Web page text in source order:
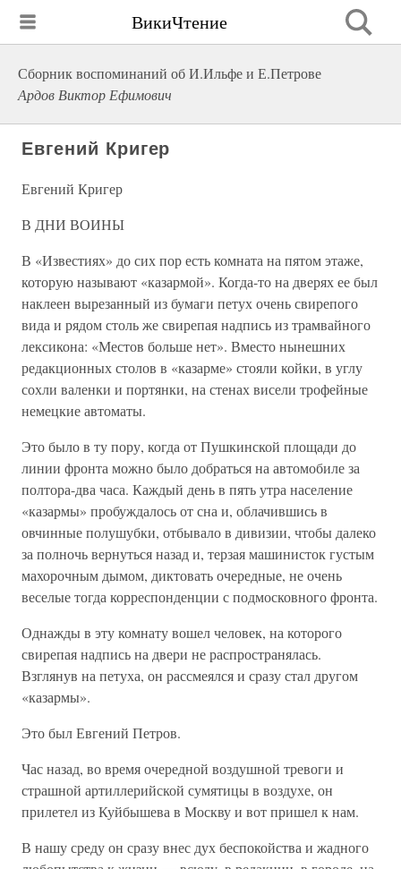
ВикиЧтение
Сборник воспоминаний об И.Ильфе и Е.Петрове
Ардов Виктор Ефимович
Евгений Кригер
Евгений Кригер
В ДНИ ВОИНЫ
В «Известиях» до сих пор есть комната на пятом этаже,
которую называют «казармой». Когда-то на дверях ее был
наклеен вырезанный из бумаги петух очень свирепого
вида и рядом столь же свирепая надпись из трамвайного
лексикона: «Местов больше нет». Вместо нынешних
редакционных столов в «казарме» стояли койки, в углу
сохли валенки и портянки, на стенах висели трофейные
немецкие автоматы.
Это было в ту пору, когда от Пушкинской площади до
линии фронта можно было добраться на автомобиле за
полтора-два часа. Каждый день в пять утра население
«казармы» пробуждалось от сна и, облачившись в
овчинные полушубки, отбывало в дивизии, чтобы далеко
за полночь вернуться назад и, терзая машинисток густым
махорочным дымом, диктовать очередные, не очень
веселые тогда корреспонденции с подмосковного фронта.
Однажды в эту комнату вошел человек, на которого
свирепая надпись на двери не распространялась.
Взглянув на петуха, он рассмеялся и сразу стал другом
«казармы».
Это был Евгений Петров.
Час назад, во время очередной воздушной тревоги и
страшной артиллерийской сумятицы в воздухе, он
прилетел из Куйбышева в Москву и вот пришел к нам.
В нашу среду он сразу внес дух беспокойства и жадного